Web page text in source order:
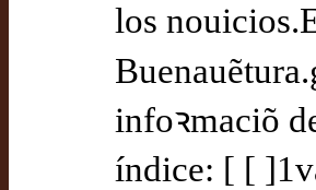
los
infoꝛmaciõ
índice: [ [